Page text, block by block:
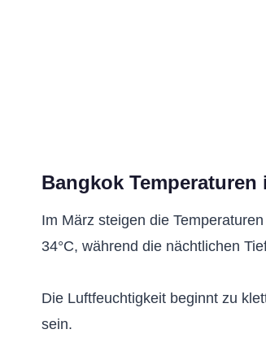
Bangkok Temperaturen
Im März steigen die
34°C, während die nächtlichen
Die Luftfeuchtigkeit beginnt zu
sein.